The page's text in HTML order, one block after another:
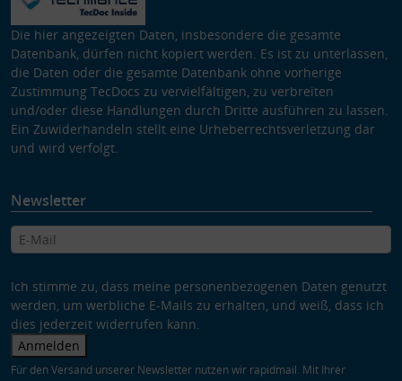
Die hier angezeigten Daten, insbesondere die gesamte
Datenbank, dürfen nicht kopiert werden. Es ist zu unterlassen,
die Daten oder die gesamte Datenbank ohne vorherige
Zustimmung TecDocs zu vervielfältigen, zu verbreiten
und/oder diese Handlungen durch Dritte ausführen zu lassen.
Ein Zuwiderhandeln stellt eine Urheberrechtsverletzung dar
und wird verfolgt.
Newsletter
Ich stimme zu, dass meine personenbezogenen Daten genutzt
werden, um werbliche E-Mails zu erhalten, und weiß, dass ich
dies jederzeit widerrufen kann.
Anmelden
Für den Versand unserer Newsletter nutzen wir rapidmail. Mit Ihrer